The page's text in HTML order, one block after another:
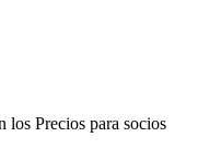
los Precios para socios